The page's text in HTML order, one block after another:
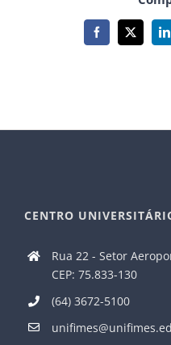
Facebook
X
CENTRO
Rua 22 - Setor
CEP: 75.833-130
(64) 3672-5100